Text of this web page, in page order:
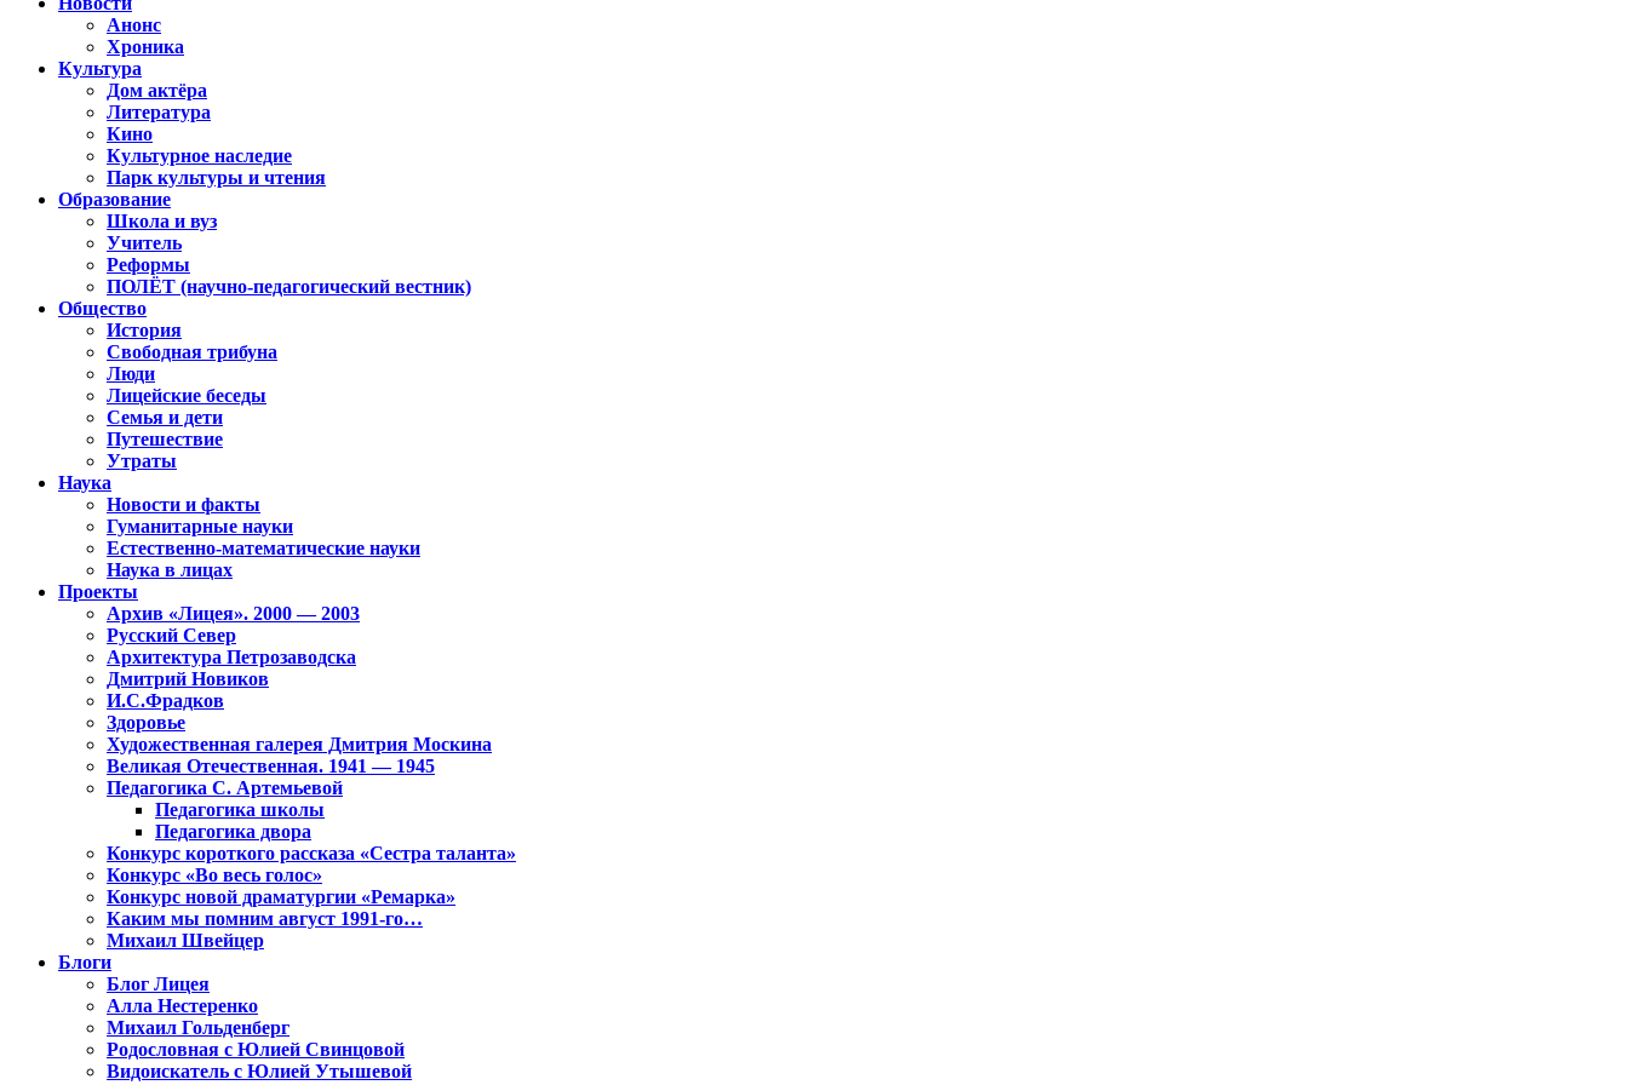
Анонс
Хроника
Культура
Дом актёра
Литература
Кино
Культурное наследие
Парк культуры и чтения
Образование
Школа и вуз
Учитель
Реформы
ПОЛЁТ (научно-педагогический вестник)
Общество
История
Свободная трибуна
Люди
Лицейские беседы
Семья и дети
Путешествие
Утраты
Наука
Новости и факты
Гуманитарные науки
Естественно-математические науки
Наука в лицах
Проекты
Архив «Лицея». 2000 — 2003
Русский Север
Архитектура Петрозаводска
Дмитрий Новиков
И.С.Фрадков
Здоровье
Художественная галерея Дмитрия Москина
Великая Отечественная. 1941 — 1945
Педагогика С. Артемьевой
Педагогика школы
Педагогика двора
Конкурс короткого рассказа «Сестра таланта»
Конкурс «Во весь голос»
Конкурс новой драматургии «Ремарка»
Каким мы помним август 1991-го…
Михаил Швейцер
Блоги
Блог Лицея
Алла Нестеренко
Михаил Гольденберг
Родословная с Юлией Свинцовой
Видоискатель с Юлией Утышевой